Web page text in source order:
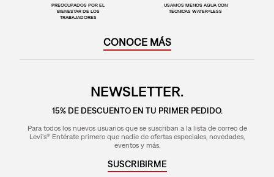
PREOCUPADOS POR EL
BIENESTAR DE LOS
TRABAJADORES
USAMOS MENOS AGUA CON
TÉCNICAS WATER<LESS
CONOCE MÁS
NEWSLETTER.
15% DE DESCUENTO EN TU PRIMER PEDIDO.
Para todos los nuevos usuarios que se suscriban a la lista de correo de
Levi's® Entérate primero que nadie de ofertas especiales, novedades,
eventos y más.
SUSCRIBIRME